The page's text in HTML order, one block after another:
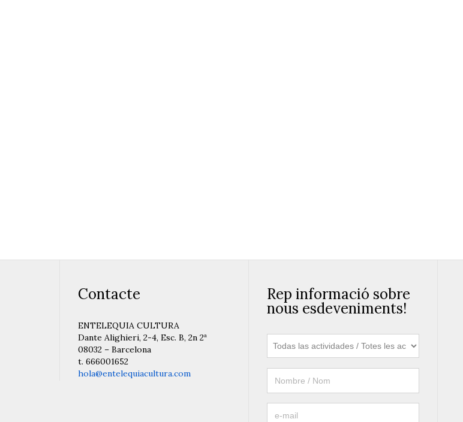
Contacte
ENTELEQUIA CULTURA
Dante Alighieri, 2-4, Esc. B, 2n 2ª
08032 – Barcelona
t. 666001652
hola@entelequiacultura.com
Rep informació sobre
nous esdeveniments!